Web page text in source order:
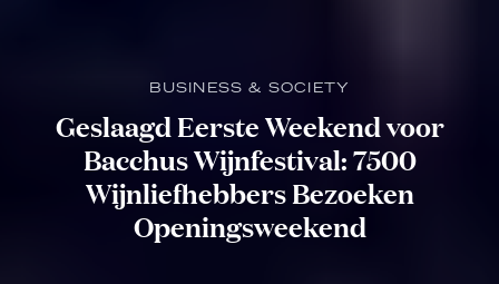
BUSINESS & SOCIETY
Geslaagd Eerste Weekend voor
Bacchus Wijnfestival: 7500
Wijnliefhebbers Bezoeken
Openingsweekend